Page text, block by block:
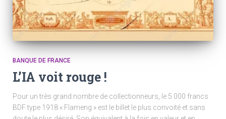
BANQUE DE FRANCE
L’IA voit rouge !
Pour un très grand nombre de collectionneurs, le 5 000 francs
BDF type 1918 « Flameng » est le billet le plus convoité et sans